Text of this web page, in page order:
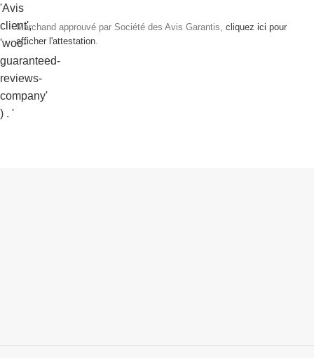
Marchand approuvé par Société des Avis Garantis, cliquez ici pour
afficher l'attestation.